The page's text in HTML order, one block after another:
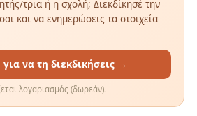
τρια ή η σχολή; Διεκδίκησέ την
και να ενημερώσεις τα στοιχεία
να τη διεκδικήσεις →
λογαριασμός (δωρεάν).